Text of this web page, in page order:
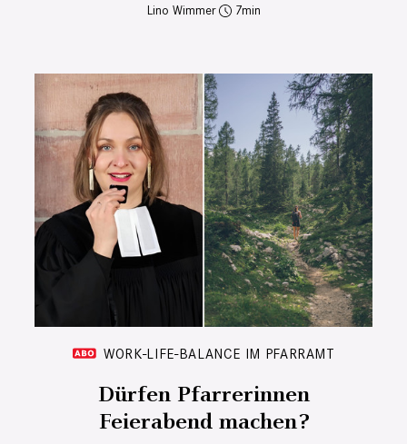
Lino Wimmer 7
WORK-LIFE-BALANCE IM PFARRAMT
Dürfen Pfarrerinnen
Feierabend machen?